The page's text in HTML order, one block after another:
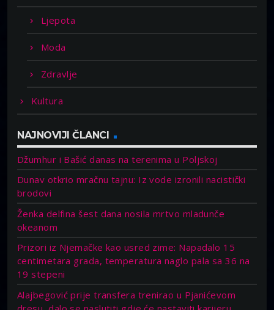
Ljepota
Moda
Zdravlje
Kultura
NAJNOVIJI ČLANCI
Džumhur i Bašić danas na terenima u Poljskoj
Dunav otkrio mračnu tajnu: Iz vode izronili nacistički
brodovi
Ženka delfina šest dana nosila mrtvo mladunče
okeanom
Prizori iz Njemačke kao usred zime: Napadalo 15
centimetara grada, temperatura naglo pala sa 36 na
19 stepeni
Alajbegović prije transfera trenirao u Pjanićevom